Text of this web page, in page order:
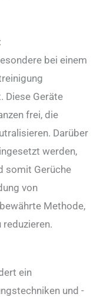
bei einem
Diese Geräte
frei, die
Darüber
werden,
somit Gerüche
von
Methode,
reduzieren.
ein
und -